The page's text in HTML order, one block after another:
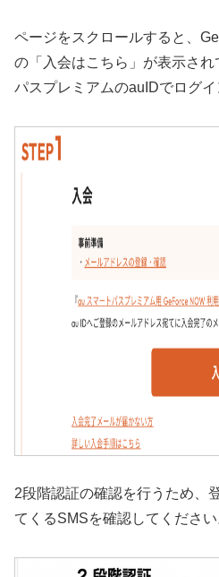
ページをスクロールすると、
の「入会はこちら」が表示され
パスプレミアムのauIDでログイ
2段階認証の確認を行うため、
てくるSMSを確認してください